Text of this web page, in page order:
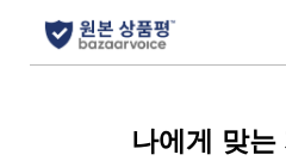
나에게 맞는